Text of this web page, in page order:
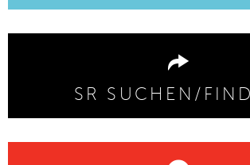
SR SUCHEN/